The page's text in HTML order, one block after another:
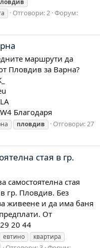
Отговори: 2 Форум:
маршрути да
Пловдив за Варна?
Благодаря
пловдив
Отговори: 27
стая в гр.
самостоятелна стая
гр. Пловдив. Без
живеене и да има баня
От
20 44
евтино
квартира